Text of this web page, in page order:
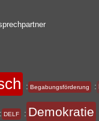
: Begabungsförderung :
: DELF : Demokratie